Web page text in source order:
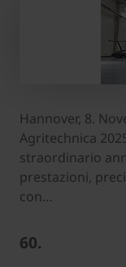
Hannover, 8.
Agritechnica
straordinario
prestazioni,
con…
60.